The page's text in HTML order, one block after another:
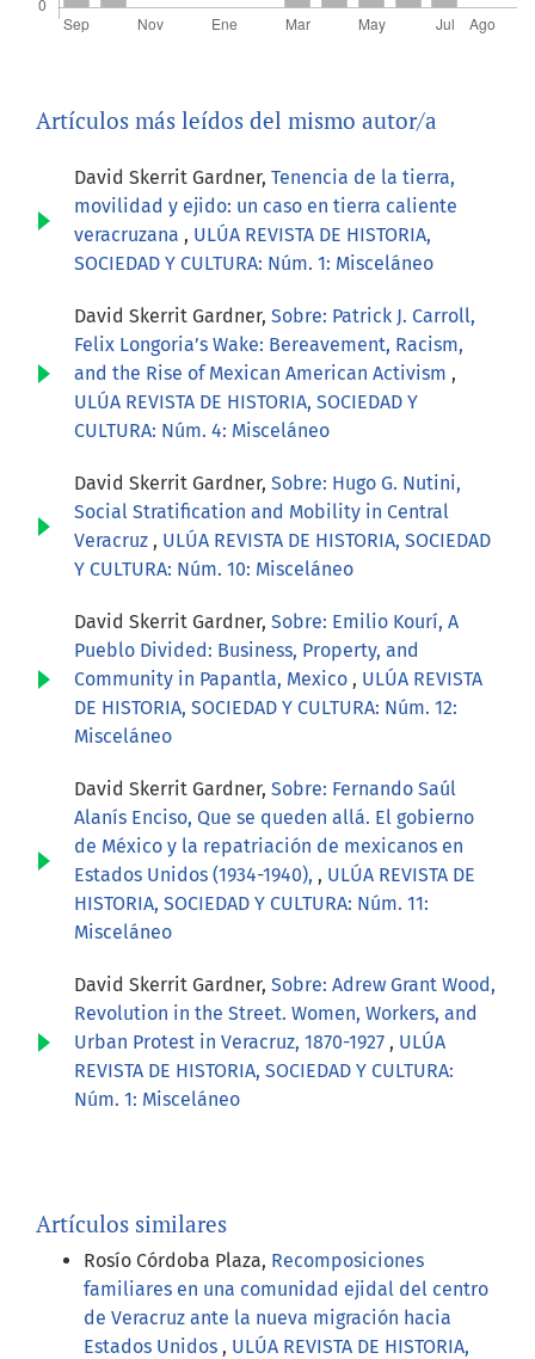
Artículos más leídos del mismo autor/a
David Skerrit Gardner, Tenencia de la tierra,
movilidad y ejido: un caso en tierra caliente
veracruzana , ULÚA REVISTA DE HISTORIA,
SOCIEDAD Y CULTURA: Núm. 1: Misceláneo
David Skerrit Gardner, Sobre: Patrick J. Carroll,
Felix Longoria’s Wake: Bereavement, Racism,
and the Rise of Mexican American Activism ,
ULÚA REVISTA DE HISTORIA, SOCIEDAD Y
CULTURA: Núm. 4: Misceláneo
David Skerrit Gardner, Sobre: Hugo G. Nutini,
Social Stratification and Mobility in Central
Veracruz , ULÚA REVISTA DE HISTORIA, SOCIEDAD
Y CULTURA: Núm. 10: Misceláneo
David Skerrit Gardner, Sobre: Emilio Kourí, A
Pueblo Divided: Business, Property, and
Community in Papantla, Mexico , ULÚA REVISTA
DE HISTORIA, SOCIEDAD Y CULTURA: Núm. 12:
Misceláneo
David Skerrit Gardner, Sobre: Fernando Saúl
Alanís Enciso, Que se queden allá. El gobierno
de México y la repatriación de mexicanos en
Estados Unidos (1934-1940), , ULÚA REVISTA DE
HISTORIA, SOCIEDAD Y CULTURA: Núm. 11:
Misceláneo
David Skerrit Gardner, Sobre: Adrew Grant Wood,
Revolution in the Street. Women, Workers, and
Urban Protest in Veracruz, 1870-1927 , ULÚA
REVISTA DE HISTORIA, SOCIEDAD Y CULTURA:
Núm. 1: Misceláneo
Artículos similares
Rosío Córdoba Plaza, Recomposiciones
familiares en una comunidad ejidal del centro
de Veracruz ante la nueva migración hacia
Estados Unidos , ULÚA REVISTA DE HISTORIA,